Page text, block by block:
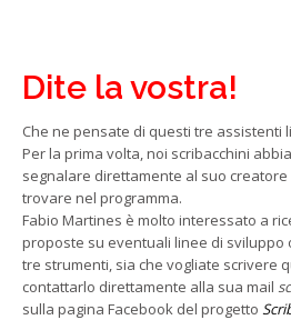
Dite la vostra!
Che ne pensate di questi tre assistenti
Per la prima volta, noi scribacchini
segnalare direttamente al suo
trovare nel programma.
Fabio Martines è molto interessato a
proposte su eventuali linee di sviluppo
tre strumenti, sia che vogliate scrivere
contattarlo direttamente alla sua mail
sulla pagina Facebook del progetto